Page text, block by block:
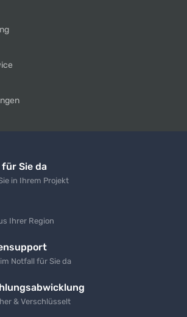
Sie da
in Ihrem Projekt
Ihrer Region
Notfall für Sie da
& Verschlüsselt